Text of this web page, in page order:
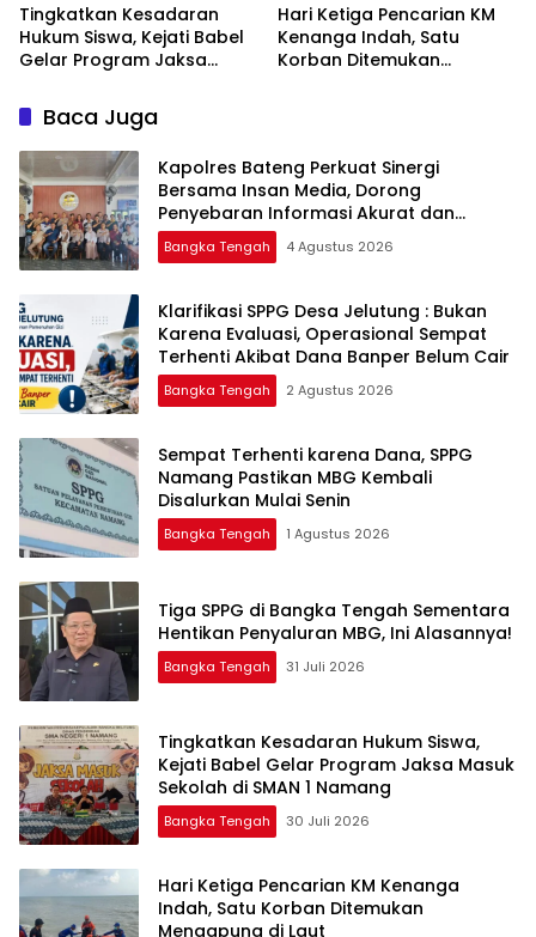
Tingkatkan Kesadaran
Hukum Siswa, Kejati Babel
Gelar Program Jaksa
Namang
Hari Ketiga Pencarian KM
Kenanga Indah, Satu
Korban Ditemukan
Baca Juga
‎Kapolres Bateng Perkuat Sinergi
Bersama Insan Media, Dorong
Penyebaran Informasi Akurat dan
Layanan Polri 110
Bangka Tengah 4 Agustus 2026
‎Klarifikasi SPPG Desa Jelutung : Bukan
Karena Evaluasi, Operasional Sempat
Terhenti Akibat Dana Banper Belum Cair
Bangka Tengah 2 Agustus 2026
‎Sempat Terhenti karena Dana, SPPG
Namang Pastikan MBG Kembali
Disalurkan Mulai Senin
Bangka Tengah 1 Agustus 2026
‎Tiga SPPG di Bangka Tengah Sementara
Bangka Tengah 31 Juli 2026
Tingkatkan Kesadaran Hukum Siswa,
Kejati Babel Gelar Program Jaksa Masuk
Sekolah di SMAN 1 Namang
Bangka Tengah 30 Juli 2026
Hari Ketiga Pencarian KM Kenanga
Indah, Satu Korban Ditemukan
Mengapung di Laut